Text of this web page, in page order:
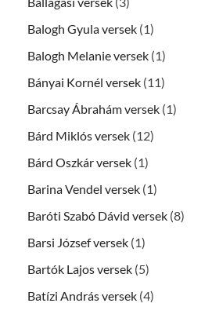
Balogh Gyula versek (1)
Balogh Melanie versek (1)
Bányai Kornél versek (11)
Barcsay Ábrahám versek (1)
Bárd Miklós versek (12)
Bárd Oszkár versek (1)
Barina Vendel versek (1)
Baróti Szabó Dávid versek (8)
Barsi József versek (1)
Bartók Lajos versek (5)
Batízi András versek (4)